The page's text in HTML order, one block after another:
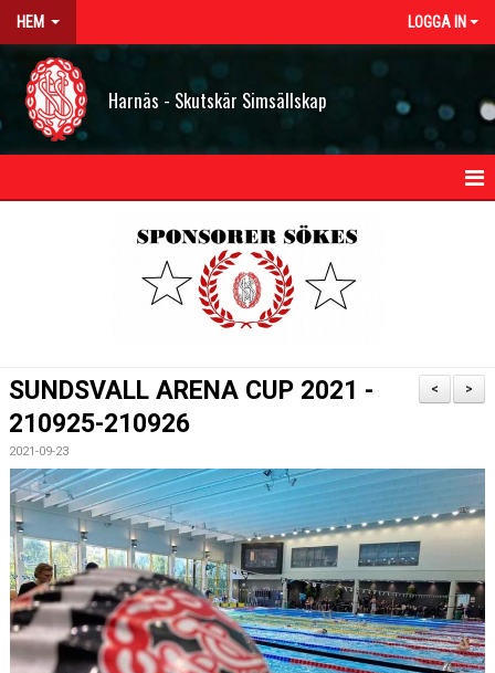
HEM LOGGA IN
Harnäs - Skutskär Simsällskap
STYRELSEN
FJÄRRANHÖJDERBADET
HARNÄSBADET
>
<
SUNDSVALL ARENA CUP 2021 -
210925-210926
2021-09-23